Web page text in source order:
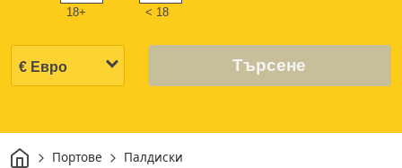
18+ < 18
Търсене
Начало
Портове Палдиски